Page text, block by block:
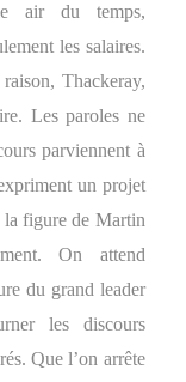
air du temps,
les salaires.
Thackeray,
Les paroles ne
parviennent à
un projet
la figure de Martin
On attend
du grand leader
les discours
Que l’on arrête